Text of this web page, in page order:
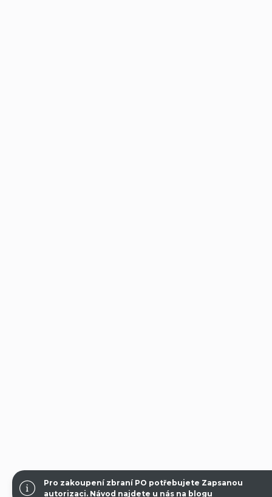
Pro zakoupení zbraní PO potřebujete Zapsanou
autorizaci. Návod najdete u nás na blogu